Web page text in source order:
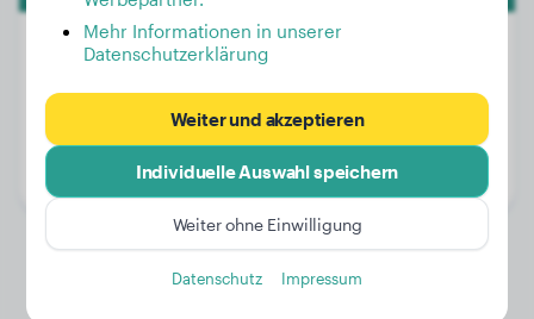
Alter:
1 Jahr, 3 Monate
Geschlecht:
Mehr Informationen in unserer
Datenschutzerklärung
Weiter und akzeptieren
Individuelle Auswahl speichern
Weiter ohne Einwilligung
Datenschutz Impressum